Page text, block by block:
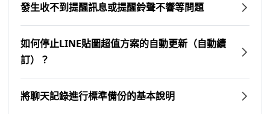
發生收不到提醒訊息或提醒鈴聲不響等問題
如何停止LINE貼圖超值方案的自動更新（自動續
訂）？
將聊天記錄進行標準備份的基本說明